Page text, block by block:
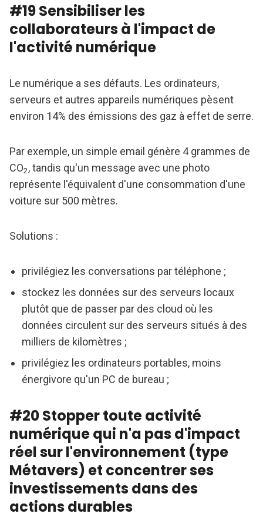
#19 Sensibiliser les
collaborateurs à l'impact de
l'activité numérique
Le numérique a ses défauts. Les ordinateurs,
serveurs et autres appareils numériques pèsent
environ 14% des émissions des gaz à effet de serre.
Par exemple, un simple email génère 4 grammes de
CO2, tandis qu'un message avec une photo
représente l'équivalent d'une consommation d'une
voiture sur 500 mètres.
Solutions :
privilégiez les conversations par téléphone ;
stockez les données sur des serveurs locaux
plutôt que de passer par des cloud où les
données circulent sur des serveurs situés à des
milliers de kilomètres ;
privilégiez les ordinateurs portables, moins
énergivore qu'un PC de bureau ;
#20 Stopper toute activité
numérique qui n'a pas d'impact
réel sur l'environnement (type
Métavers) et concentrer ses
investissements dans des
actions durables